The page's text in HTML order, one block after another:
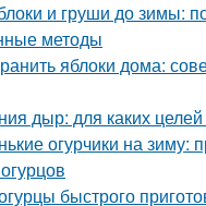
и груши до зимы:
методы
яблоки дома:
дыр: для каких целей
огурчики на зиму:
быстрого